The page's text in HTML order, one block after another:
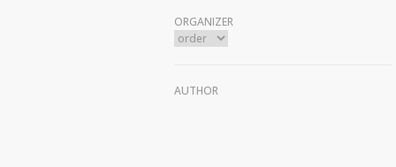
ORGANIZER
AUTHOR